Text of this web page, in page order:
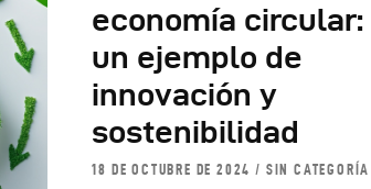
economía circular:
un ejemplo de
innovación y
sostenibilidad
18 DE OCTUBRE DE 2024 SIN CATEGORÍA